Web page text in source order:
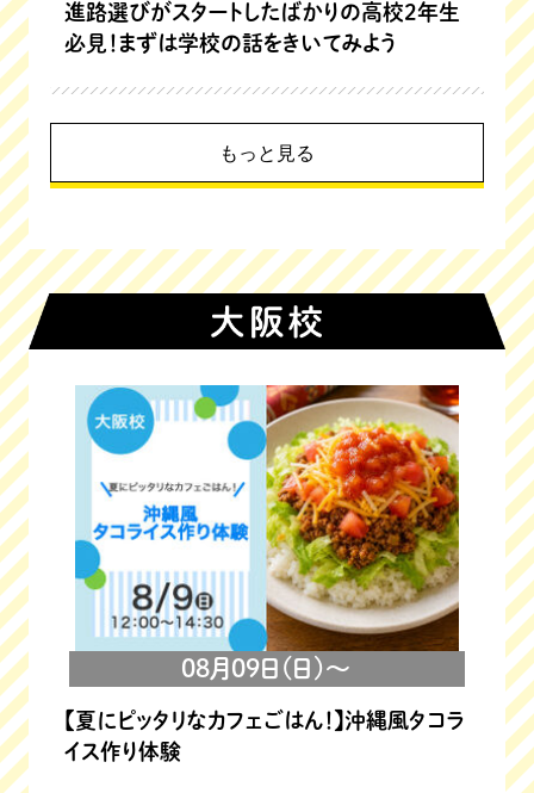
進路選びがスタートしたばかりの高校2年生
必見！まずは学校の話をきいてみよう
もっと見る
08月09日(日)～
【夏にピッタリなカフェごはん！】沖縄風タコラ
イス作り体験